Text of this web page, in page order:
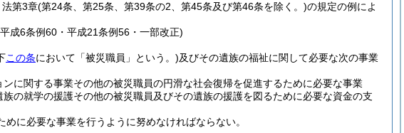
第3章(第24条、第25条、第39条の2、第45条及び第46条を除く。)の規定の例によ
成6条例60・平成21条例56・一部改正)
この条において「被災職員」という。)及びその遺族の福祉に関して必要な次の事業
に関する事業その他の被災職員の円滑な社会復帰を促進するために必要な事業
の就学の援護その他の被災職員及びその遺族の援護を図るために必要な資金の支
に必要な事業を行うように努めなければならない。